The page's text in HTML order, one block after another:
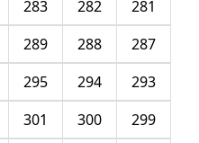
281
282
283
287
288
289
293
294
295
299
300
301